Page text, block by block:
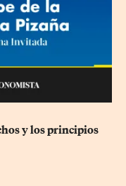
y los principios